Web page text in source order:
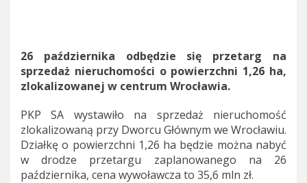
26 października odbędzie się przetarg na
sprzedaż nieruchomości o powierzchni 1,26 ha,
zlokalizowanej w centrum Wrocławia.
PKP SA wystawiło na sprzedaż nieruchomość
zlokalizowaną przy Dworcu Głównym we Wrocławiu.
Działkę o powierzchni 1,26 ha będzie można nabyć
w drodze przetargu zaplanowanego na 26
października, cena wywoławcza to 35,6 mln zł.